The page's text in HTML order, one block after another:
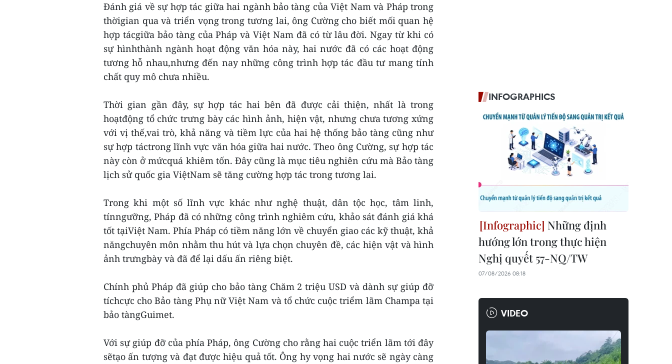
Đánh giá về sự hợp tác giữa hai ngành bảo tàng của Việt Nam và Pháp trong
thờigian qua và triển vọng trong tương lai, ông Cường cho biết mối quan hệ
hợp tácgiữa bảo tàng của Pháp và Việt Nam đã có từ lâu đời. Ngay từ khi có
sự hìnhthành ngành hoạt động văn hóa này, hai nước đã có các hoạt động
tương hỗ nhau,nhưng đến nay những công trình hợp tác đầu tư mang tính
chất quy mô chưa nhiều.
Thời gian gần đây, sự hợp tác hai bên đã được cải thiện, nhất là trong
hoạtđộng tổ chức trưng bày các hình ảnh, hiện vật, nhưng chưa tương xứng
với vị thế,vai trò, khả năng và tiềm lực của hai hệ thống bảo tàng cũng như
sự hợp táctrong lĩnh vực văn hóa giữa hai nước. Theo ông Cường, sự hợp tác
này còn ở mứcquá khiêm tốn. Đây cũng là mục tiêu nghiên cứu mà Bảo tàng
lịch sử quốc gia ViệtNam sẽ tăng cường hợp tác trong tương lai.
Trong khi một số lĩnh vực khác như nghệ thuật, dân tộc học, tâm linh,
tínngưỡng, Pháp đã có những công trình nghiêm cứu, khảo sát đánh giá khá
tốt tạiViệt Nam. Phía Pháp có tiềm năng lớn về chuyển giao các kỹ thuật, khả
năngchuyên môn nhằm thu hút và lựa chọn chuyên đề, các hiện vật và hình
ảnh trưngbày và đã để lại dấu ấn riêng biệt.
Chính phủ Pháp đã giúp cho bảo tàng Chăm 2 triệu USD và dành sự giúp đỡ
tíchcực cho Bảo tàng Phụ nữ Việt Nam và tổ chức cuộc triểm lãm Champa tại
bảo tàngGuimet.
Với sự giúp đỡ của phía Pháp, ông Cường cho rằng hai cuộc triển lãm tới đây
sẽtạo ấn tượng và đạt được hiệu quả tốt. Ông hy vọng hai nước sẽ ngày càng
INFOGRAPHICS
Những định
hướng lớn trong thực hiện
Nghị quyết 57-NQ/TW
07/08/2026 08:18
VIDEO